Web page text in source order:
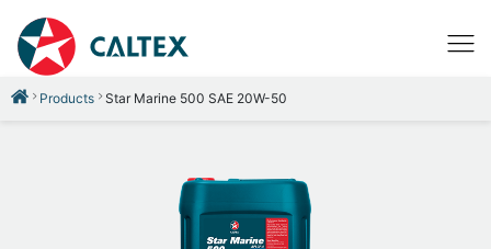
Products Star Marine 500 SAE 20W-50